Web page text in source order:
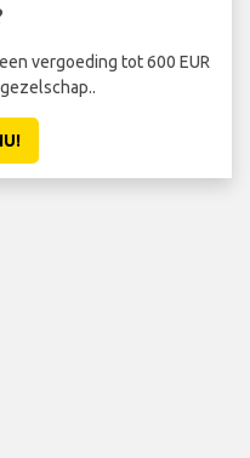
vergoeding tot 600 EUR